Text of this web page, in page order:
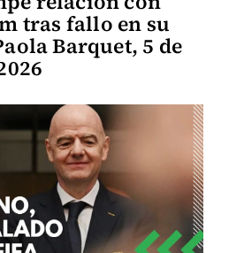
tras fallo en su
Barquet, 5 de